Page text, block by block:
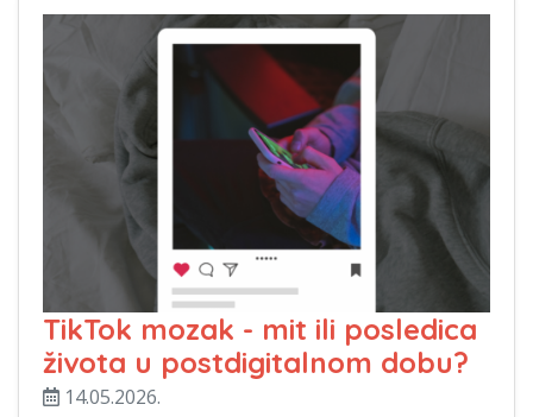
TikTok mozak - mit ili posledica
života u postdigitalnom dobu?
14.05.2026.